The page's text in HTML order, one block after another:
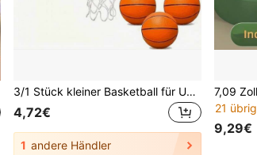
3/1 Stück kleiner Basketball für Unterhaltung und Sport, langanhaltend und rutschfest, Basketball für Kinder-Training zu Hause, geeignet für wandmontierte Basketballkörbe, unterhaltsame Wurfübungen zur Verbesserung der Koordination und Eltern-Kind-Interaktion, Stressabbau für Kinder, kleiner Basketball für Zuhause, Schlafzimmer, Wohnheim, Büro, Balkon, Garten, Park, Eltern-Kind-Frühförderung, Kindergeburtstagsparty, Kindergarten-Pausenaktivität, Familien-Teambuilding, Sommerferien-Lässig, Schulanfangsgeschenk, Outdoor-Sporttraining, Indoor-Fitness für Wohnungen
4,72€
1 andere Händler
21 übrig
9,29€